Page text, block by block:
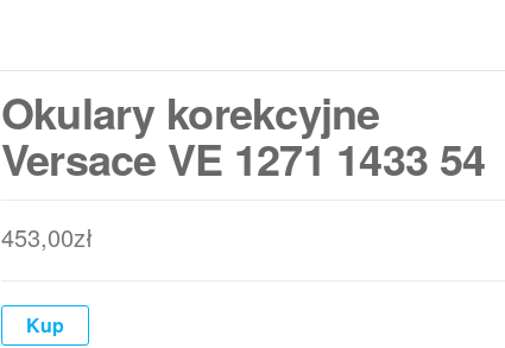
Okulary korekcyjne
Versace VE 1271 1433 54
453,00zł
Kup